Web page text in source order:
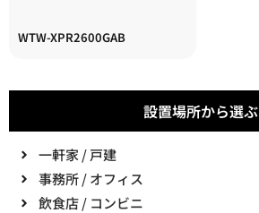
設置場所から選ぶ
一軒家 / 戸建
事務所 / オフィス
飲食店 / コンビニ
WTW-XPR2600GAB